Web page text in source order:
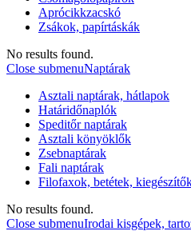
Aprócikkzacskó
Zsákok, papírtáskák
No results found.
Close submenuNaptárak
Asztali naptárak, hátlapok
Határidőnaplók
Speditőr naptárak
Asztali könyöklők
Zsebnaptárak
Fali naptárak
Filofaxok, betétek,
No results found.
Close submenuIrodai kisgépek,